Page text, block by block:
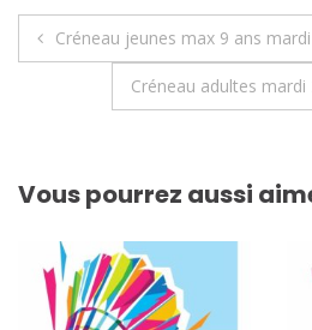
Navigation
Créneau jeunes max 9 ans
Créneau adultes mardi
Vous pourrez aussi